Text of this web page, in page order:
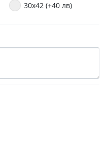
30x42 (+40 лв)